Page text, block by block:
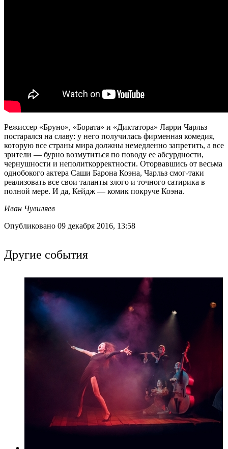
Режиссер «Бруно», «Бората» и «Диктатора» Ларри Чарльз
постарался на славу: у него получилась фирменная комедия,
которую все страны мира должны немедленно запретить, а все
зрители — бурно возмутиться по поводу ее абсурдности,
чернушности и неполиткорректности. Оторвавшись от весьма
однобокого актера Саши Барона Коэна, Чарльз смог-таки
реализовать все свои таланты злого и точного сатирика в
полной мере. И да, Кейдж — комик покруче Коэна.
Иван Чувиляев
Опубликовано 09 декабря 2016, 13:58
Другие события